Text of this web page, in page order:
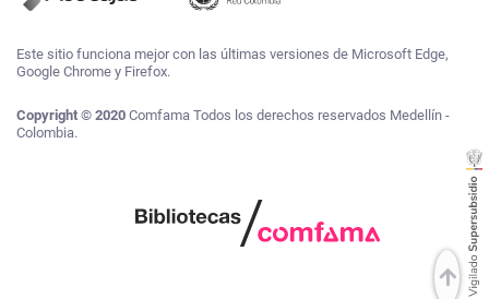
Este sitio funciona mejor con las últimas versiones de Microsoft Edge,
Google Chrome y Firefox.
Copyright © 2020 Comfama Todos los derechos reservados Medellín -
Colombia.